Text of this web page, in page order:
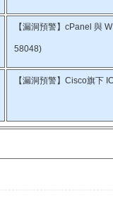
【漏洞預警】cPanel 與
58048)
【漏洞預警】Cisco旗下